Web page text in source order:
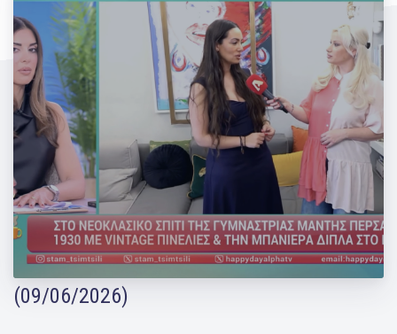
Η Μάντη Περσάκη φιλοξένησε το Happy
Day του Alpha TV στο σπίτι της!
(09/06/2026)